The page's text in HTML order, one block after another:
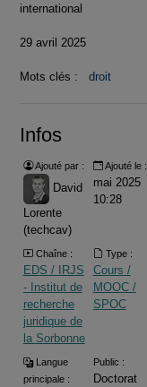
international
29 avril 2025
Mots clés : droit
Infos
Ajouté par :
David
Lorente
(techcav)
Ajouté le :
mai 2025
10:28
Chaîne :
EDS / IRJS
- Institut de
recherche
juridique de
la Sorbonne
Type :
Cours /
MOOC /
SPOC
Langue
principale :
Public :
Doctorat